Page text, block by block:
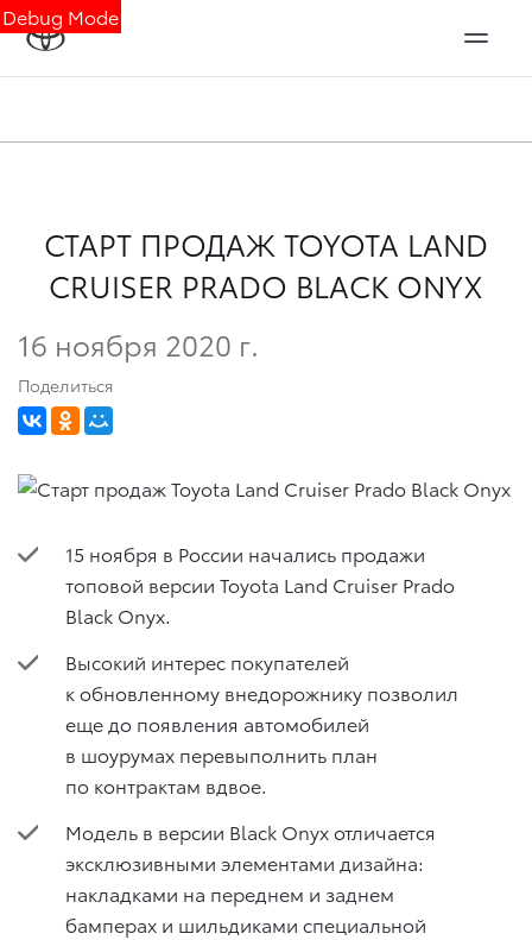
Debug Mode
СТАРТ ПРОДАЖ TOYOTA LAND
CRUISER PRADO BLACK ONYX
16 ноября 2020 г.
Поделиться
15 ноября в России начались продажи
топовой версии Toyota Land Cruiser Prado
Black Onyx.
Высокий интерес покупателей
к обновленному внедорожнику позволил
еще до появления автомобилей
в шоурумах перевыполнить план
по контрактам вдвое.
Модель в версии Black Onyx отличается
эксклюзивными элементами дизайна:
накладками на переднем и заднем
бамперах и шильдиками специальной